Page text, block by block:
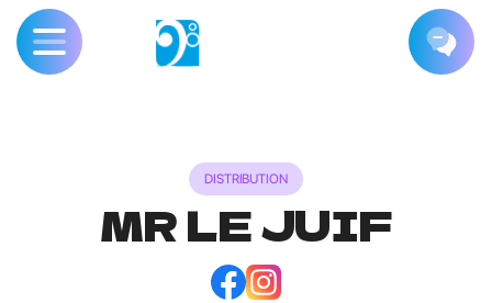
DISTRIBUTION
MR LE JUIF